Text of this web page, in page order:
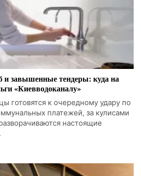
завышенные тендеры: куда на
«Киевводоканалу»
готовятся к очередному удару по
платежей, за кулисами
настоящие